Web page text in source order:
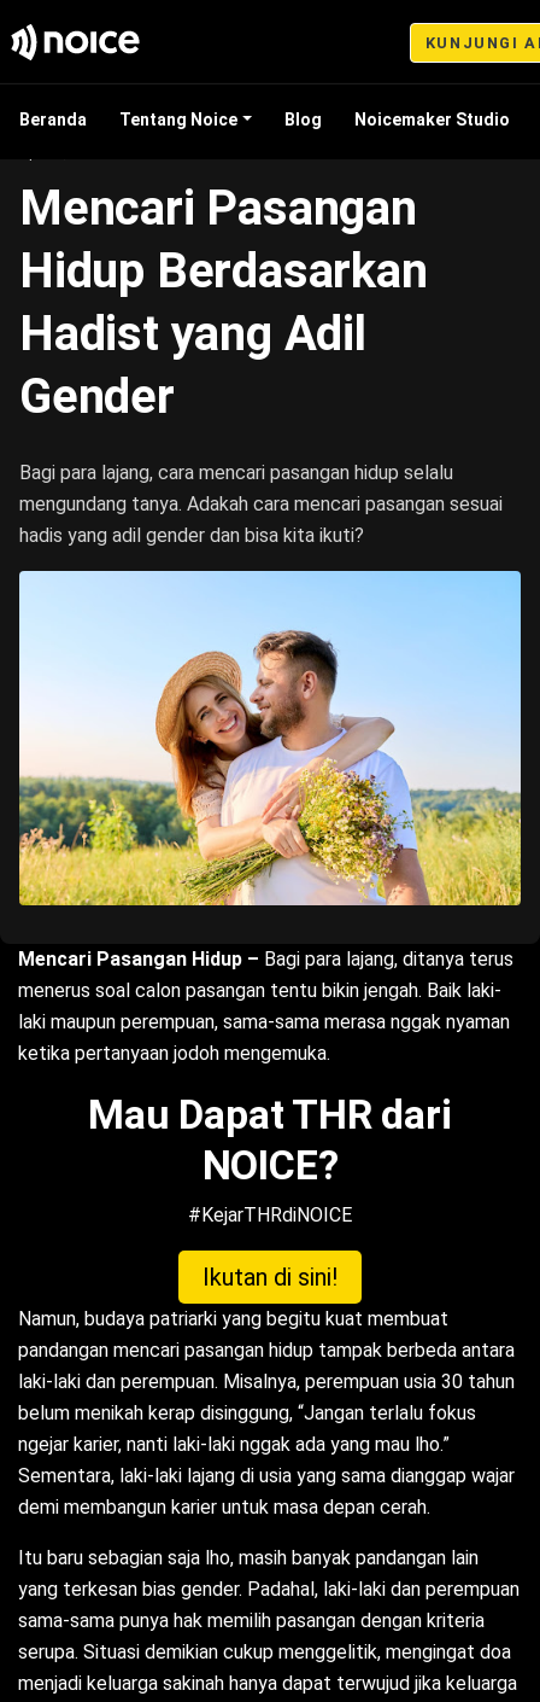
KUNJUNGI
Beranda Tentang Noice Blog Noicemaker Studio
Mencari Pasangan
Hidup Berdasarkan
Hadist yang Adil
Gender
Bagi para lajang, cara mencari pasangan hidup selalu
mengundang tanya. Adakah cara mencari pasangan sesuai
hadis yang adil gender dan bisa kita ikuti?
Mencari Pasangan Hidup – Bagi para lajang, ditanya terus
menerus soal calon pasangan tentu bikin jengah. Baik laki-
laki maupun perempuan, sama-sama merasa nggak nyaman
ketika pertanyaan jodoh mengemuka.
Mau Dapat THR dari
NOICE?
#KejarTHRdiNOICE
Ikutan di sini!
Namun, budaya patriarki yang begitu kuat membuat
pandangan mencari pasangan hidup tampak berbeda antara
laki-laki dan perempuan. Misalnya, perempuan usia 30 tahun
belum menikah kerap disinggung, “Jangan terlalu fokus
ngejar karier, nanti laki-laki nggak ada yang mau lho.”
Sementara, laki-laki lajang di usia yang sama dianggap wajar
demi membangun karier untuk masa depan cerah.
Itu baru sebagian saja lho, masih banyak pandangan lain
yang terkesan bias gender. Padahal, laki-laki dan perempuan
sama-sama punya hak memilih pasangan dengan kriteria
serupa. Situasi demikian cukup menggelitik, mengingat doa
menjadi keluarga sakinah hanya dapat terwujud jika keluarga